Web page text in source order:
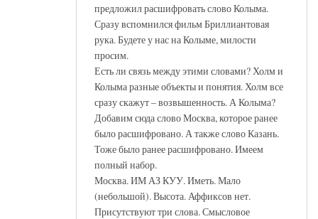
предложил расшифровать слово Колыма.
Сразу вспомнился фильм Бриллиантовая
рука. Будете у нас на Колыме, милости
просим.
Есть ли связь между этими словами? Холм и
Колыма разные объекты и понятия. Холм все
сразу скажут – возвышенность. А Колыма?
Добавим сюда слово Москва, которое ранее
было расшифровано. А также слово Казань.
Тоже было ранее расшифровано. Имеем
полный набор.
Москва. ИМ АЗ КУУ. Иметь. Мало
(небольшой). Высота. Аффиксов нет.
Присутствуют три слова. Смысловое